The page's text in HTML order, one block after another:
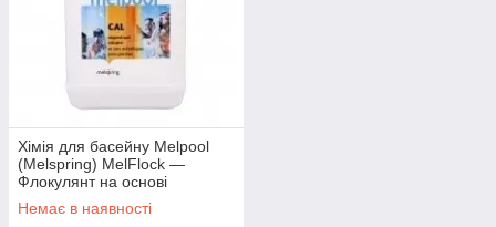
Хімія для басейну Melpool
(Melspring) MelFlock —
Флокулянт на основі
поліоксиду алюміні, рідини,
30 л
Немає в наявності